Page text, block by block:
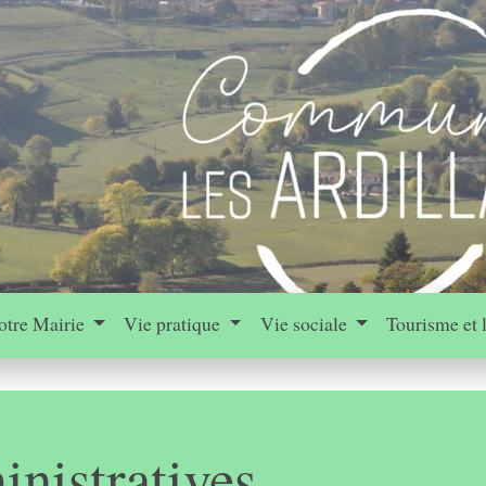
Mairie Vie pratique Vie sociale Tourisme et